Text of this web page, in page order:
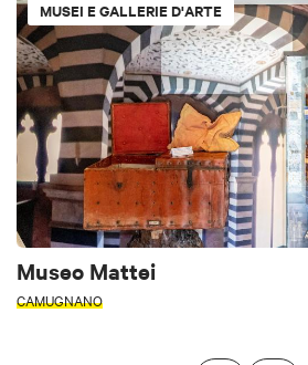
MUSEI E GALLERIE D'ARTE
Museo Mattei
CAMUGNANO